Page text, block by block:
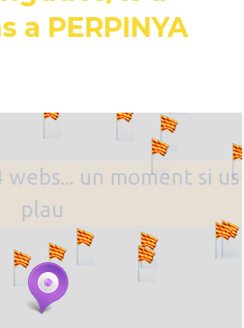
a PERPINYA
un moment si us
plau